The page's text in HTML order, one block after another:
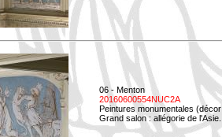
06 - Menton
20160600554NUC2A
Peintures monumentales
Grand salon : allégorie de l'Asie.